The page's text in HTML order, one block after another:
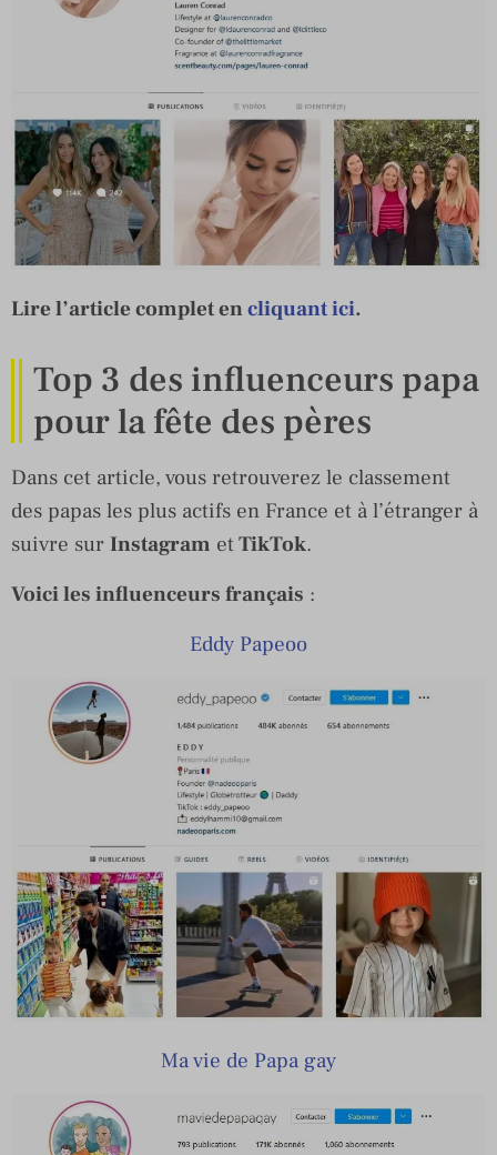
Lire l’article complet encliquant ici.
Top 3 des influenceurs papa
pour la fête des pères
Dans cet article, vous retrouverez le classement
des papas les plus actifs en France et à l’étranger à
suivre sur Instagram etTikTok.
Voici les influenceurs français :
Eddy Papeoo
Ma vie de Papa gay